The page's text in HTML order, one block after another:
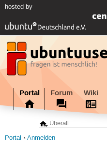
hosted by
Portal Forum Wiki
Portal Anmelden